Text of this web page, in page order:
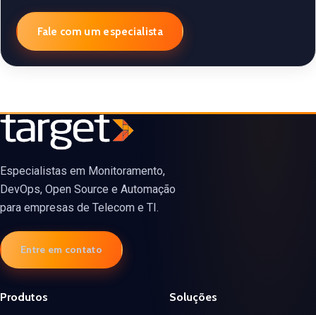
Fale com um especialista
Especialistas em Monitoramento,
DevOps, Open Source e Automação
para empresas de Telecom e TI.
Entre em contato
Produtos Soluções